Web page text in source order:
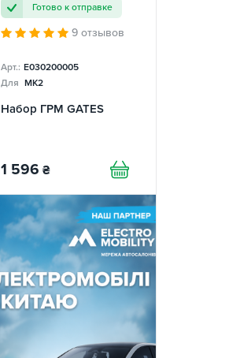
Готово к отправке
9 отзывов
Арт.: E030200005
Для MK2
Набор ГРМ GATES
1 596 ₴